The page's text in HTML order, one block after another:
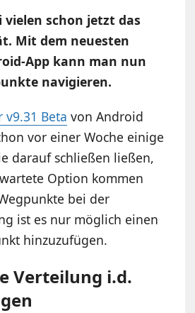
vielen schon jetzt das
Mit dem neuesten
App kann man nun
navigieren.
v9.31 Beta von Android
vor einer Woche einige
darauf schließen ließen,
Option kommen
bei der
ist es nur möglich einen
hinzuzufügen.
Verteilung i.d.